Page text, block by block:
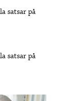
satsar på
satsar på